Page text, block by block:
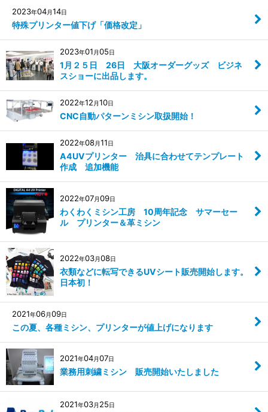
2023年04月14日
特殊プリンター値下げ「価格改定」
2023年01 月05日
1月２５日 26日 大阪オーダーグッズ ビジネ
スショーに出品します。
2022年12 月10日
CNC自動パターンミシン取扱開始！
2022年08月11日
A4UVプリンター 治具に合わせてテンプレート
作成 追加機能
2022年07月09日
わくわくミシン工房 10周年記念 サマーセー
ル プリンター＆革ミシン
2022年03月08日
衣類などに転写できるUVシート販売開始します。
日本初！
2021年06月09日
この夏、各種ミシン、プリンターが値上げになります
2021年04月07日
業務用刺繍ミシン 販売開始いたしました
2021年03月 25日